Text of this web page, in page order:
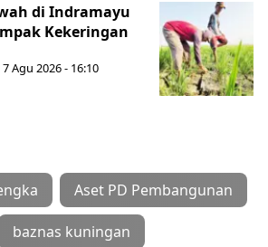
di Indramayu
Kekeringan
Agu 2026 - 16:10
Aset PD Pembangunan
baznas kuningan